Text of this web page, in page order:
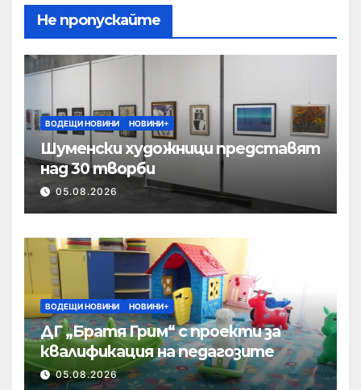
Не пропускайте
ВОДЕЩИ НОВИНИ НОВИНИ+
Шуменски художници представят
над 30 творби
05.08.2026
ВОДЕЩИ НОВИНИ НОВИНИ+
ДГ „Братя Грим“ с проекти за
квалификация на педагозите
05.08.2026